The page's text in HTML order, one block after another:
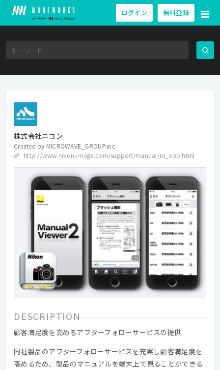
ログイン 無料登録
株式会社ニコン
Created by MICROWAVE_GROUP.inc
http://www.nikon-image.com/support/manual/m_app.html
DESCRIPTION
顧客満足度を高めるアフターフォローサービスの提供
同社製品のアフターフォローサービスを充実し顧客満足度を
高めるため、製品のマニュアルを端末上で見ることができる